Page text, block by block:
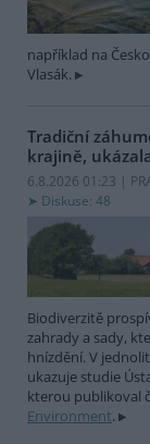
například na
Vlasák.
Tradiční
krajině,
6.8.2026 01:23 |
Diskuse: 48
Biodiverzitě
zahrady a sady,
hnízdění. V
ukazuje studie
kterou publikoval
Environment.